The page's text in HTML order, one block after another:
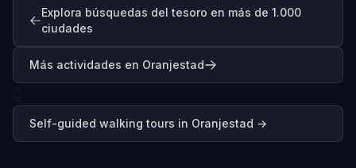
Explora búsquedas del tesoro en más de 1.000
ciudades
Más actividades en Oranjestad
Self-guided walking tours in Oranjestad →